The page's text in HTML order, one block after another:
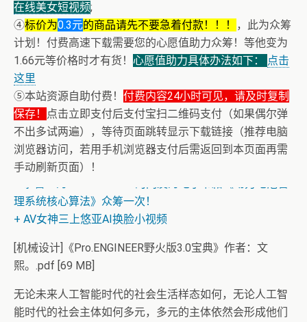
在线美女短视频;
④标价为0.3元的商品请先不要急着付款！！！
，此为众筹
计划！付费高速下载需要您的心愿值助力众筹！等他变为
1.66元等价格时才有货！ 心愿值助力具体办法如下：
点击
这里
⑤本站资源自助付费！ 付费内容24小时可见，请及时复制
保存！
点击立即支付后支付宝扫二维码支付（如果偶尔弹
不出多试两遍），等待页面跳转显示下载链接（推荐电脑
浏览器访问，若用手机浏览器支付后需返回到本页面再需
手动刷新页面）！
理系统核心算法》众筹一次！
+ AV女神三上悠亚AI换脸小视频
[机械设计]《Pro.ENGINEER野火版3.0宝典》作者：文
熙。.pdf [69 MB]
无论未来人工智能时代的社会生活样态如何，无论人工智
能时代的社会主体如何多元，多元的主体依然会形成他们